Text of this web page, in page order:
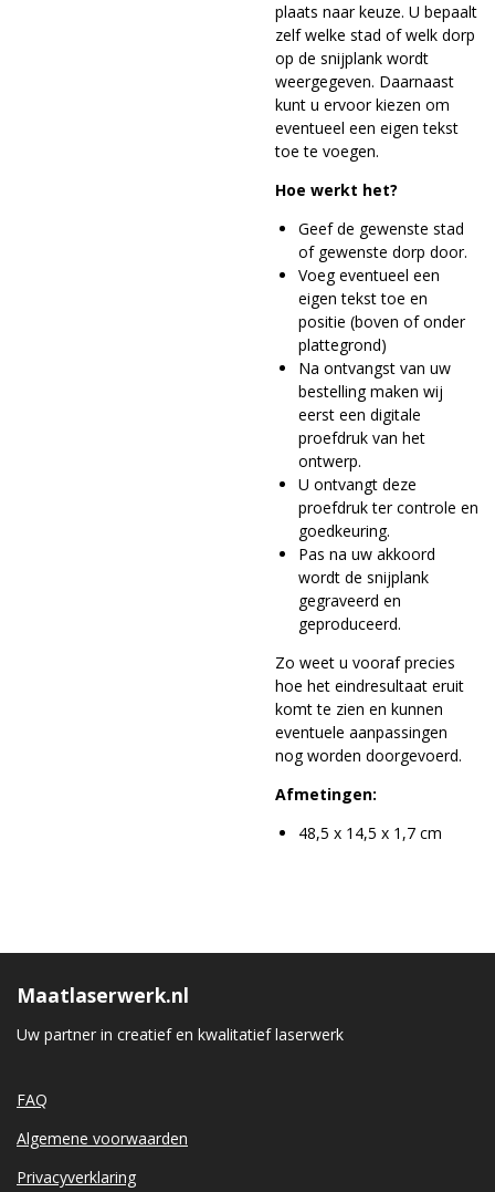
plaats naar keuze. U bepaalt
zelf welke stad of welk dorp
op de snijplank wordt
weergegeven. Daarnaast
kunt u ervoor kiezen om
eventueel een eigen tekst
toe te voegen.
Hoe werkt het?
Geef de gewenste stad
of gewenste dorp door.
Voeg eventueel een
eigen tekst toe en
positie (boven of onder
plattegrond)
Na ontvangst van uw
bestelling maken wij
eerst een digitale
proefdruk van het
ontwerp.
U ontvangt deze
proefdruk ter controle en
goedkeuring.
Pas na uw akkoord
wordt de snijplank
gegraveerd en
geproduceerd.
Zo weet u vooraf precies
hoe het eindresultaat eruit
komt te zien en kunnen
eventuele aanpassingen
nog worden doorgevoerd.
Afmetingen:
48,5 x 14,5 x 1,7 cm
Maatlaserwerk.nl
Uw partner in creatief en kwalitatief laserwerk
FAQ
Algemene voorwaarden
Privacyverklaring